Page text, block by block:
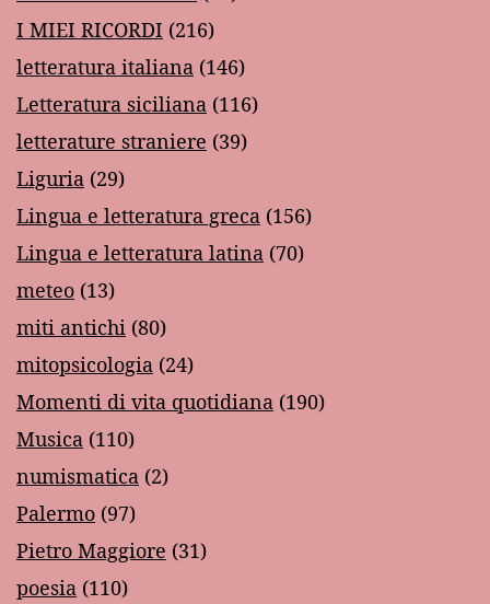
I MIEI RICORDI (216)
letteratura italiana (146)
Letteratura siciliana (116)
letterature straniere (39)
Liguria (29)
Lingua e letteratura greca (156)
Lingua e letteratura latina (70)
meteo (13)
miti antichi (80)
mitopsicologia (24)
Momenti di vita quotidiana (190)
Musica (110)
numismatica (2)
Palermo (97)
Pietro Maggiore (31)
poesia (110)